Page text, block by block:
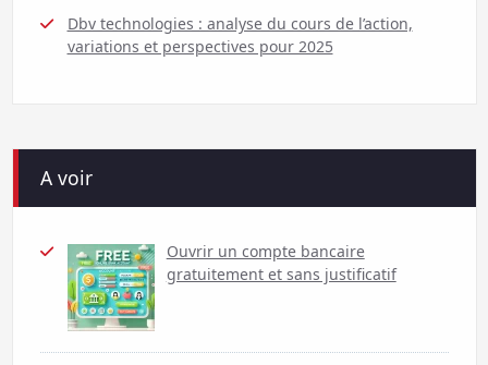
Dbv technologies : analyse du cours de l’action,
variations et perspectives pour 2025
A voir
Ouvrir un compte bancaire
gratuitement et sans justificatif